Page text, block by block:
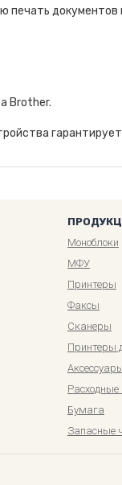
Brother.
Моноблоки
МФУ
Принтеры
Факсы
Сканеры
Принтеры
Бумага
Запасные